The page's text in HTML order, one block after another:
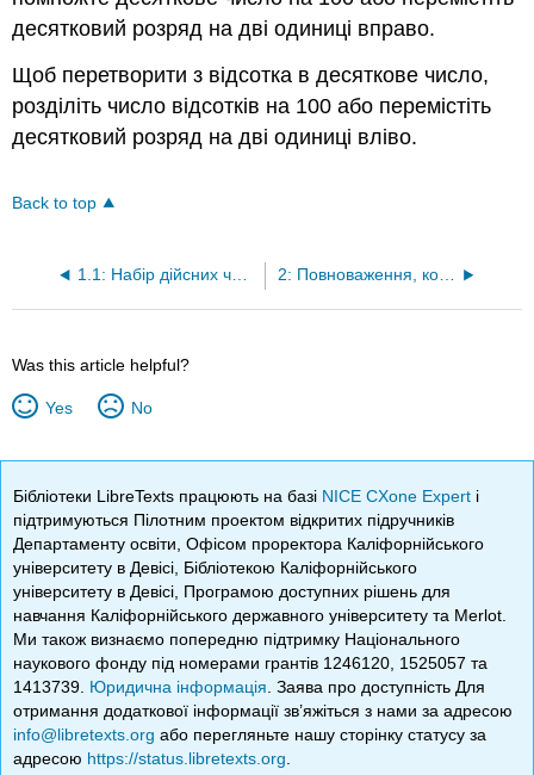
десятковий розряд на дві одиниці вправо.
Щоб перетворити з відсотка в десяткове число,
розділіть число відсотків на 100 або перемістіть
десятковий розряд на дві одиниці вліво.
Back to top
1.1: Набір дійсних чисел 2: Повноваження, коріння, порядок операцій та оцінювання виразів
Was this article helpful?
Yes No
Бібліотеки LibreTexts працюють на базі NICE CXone Expert і
підтримуються Пілотним проектом відкритих підручників
Департаменту освіти, Офісом проректора Каліфорнійського
університету в Девісі, Бібліотекою Каліфорнійського
університету в Девісі, Програмою доступних рішень для
навчання Каліфорнійського державного університету та Merlot.
Ми також визнаємо попередню підтримку Національного
наукового фонду під номерами грантів 1246120, 1525057 та
1413739. Юридична інформація . Заява про доступність Для
отримання додаткової інформації зв’яжіться з нами за адресою
info@libretexts.org або перегляньте нашу сторінку статусу за
адресою https://status.libretexts.org